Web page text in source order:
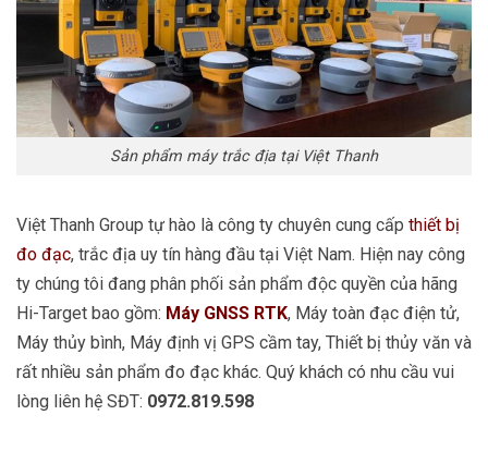
Sản phẩm máy trắc địa tại Việt Thanh
Việt Thanh Group tự hào là công ty chuyên cung cấp thiết bị
đo đạc, trắc địa uy tín hàng đầu tại Việt Nam. Hiện nay công
ty chúng tôi đang phân phối sản phẩm độc quyền của hãng
Hi-Target bao gồm: Máy GNSS RTK, Máy toàn đạc điện tử,
Máy thủy bình, Máy định vị GPS cầm tay, Thiết bị thủy văn và
rất nhiều sản phẩm đo đạc khác. Quý khách có nhu cầu vui
lòng liên hệ SĐT: 0972.819.598